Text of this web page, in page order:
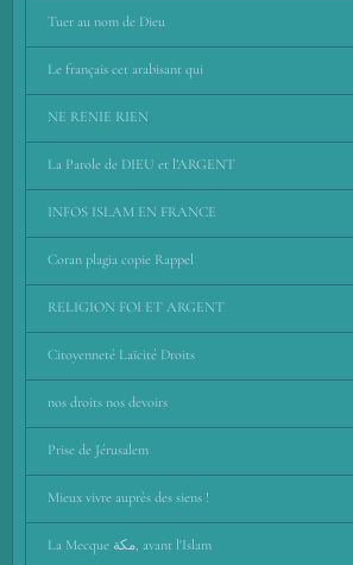
Tuer au nom de Dieu
Le français cet arabisant qui
NE RENIE RIEN
La Parole de DIEU et l’ARGENT
INFOS ISLAM EN FRANCE
Coran plagia copie Rappel
RELIGION FOI ET ARGENT
Citoyenneté Laïcité Droits
nos droits nos devoirs
Prise de Jérusalem
Mieux vivre auprès des siens !
La Mecque مكة, avant l'Islam